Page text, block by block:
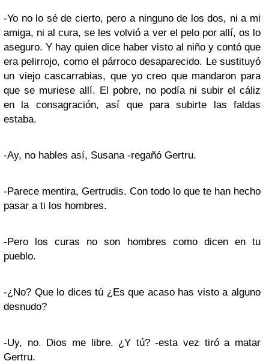
-Yo no lo sé de cierto, pero a ninguno de los dos, ni a mi
amiga, ni al cura, se les volvió a ver el pelo por allí, os lo
aseguro. Y hay quien dice haber visto al niño y contó que
era pelirrojo, como el párroco desaparecido. Le sustituyó
un viejo cascarrabias, que yo creo que mandaron para
que se muriese allí. El pobre, no podía ni subir el cáliz
en la consagración, así que para subirte las faldas
estaba.
-Ay, no hables así, Susana -regañó Gertru.
-Parece mentira, Gertrudis. Con todo lo que te han hecho
pasar a ti los hombres.
-Pero los curas no son hombres como dicen en tu
pueblo.
-¿No? Que lo dices tú ¿Es que acaso has visto a alguno
desnudo?
-Uy, no. Dios me libre. ¿Y tú? -esta vez tiró a matar
Gertru.